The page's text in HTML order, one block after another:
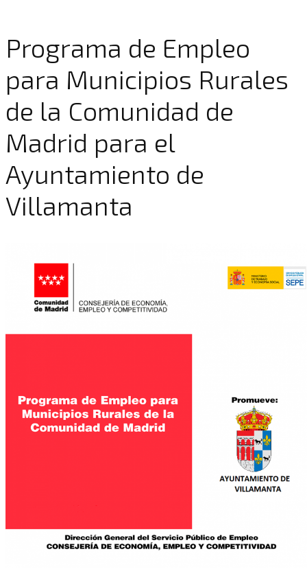
Programa de Empleo
para Municipios Rurales
de la Comunidad de
Madrid para el
Ayuntamiento de
Villamanta